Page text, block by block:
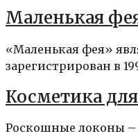
Маленькая
«Маленькая фея»
зарегистрирован в
Косметика
Роскошные локоны –